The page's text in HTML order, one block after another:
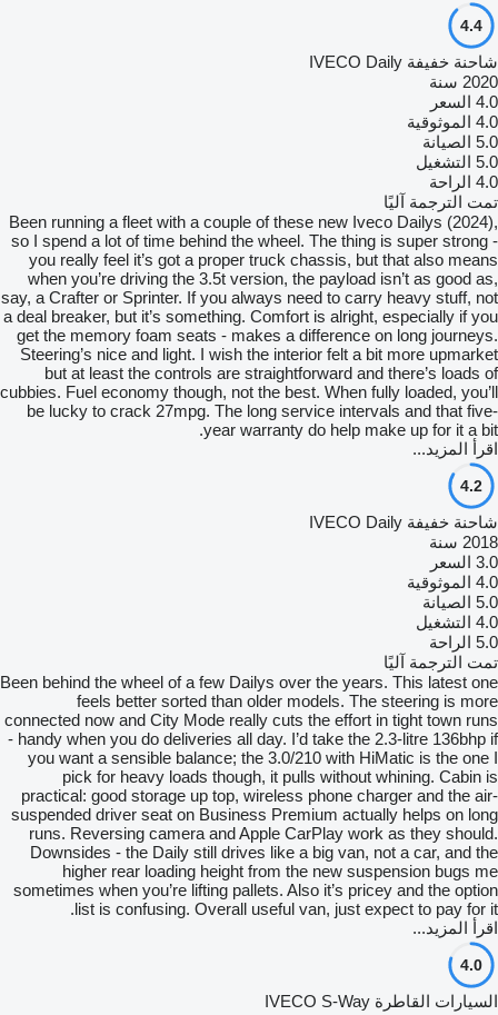
4.4
شاحنة خفيفة IVECO Daily
2020 سنة
4.0 السعر
4.0 الموثوقية
5.0 الصيانة
5.0 التشغيل
4.0 الراحة
تمت الترجمة آليًا
Been running a fleet with a couple of these new Iveco Dailys (2024),
so I spend a lot of time behind the wheel. The thing is super strong -
you really feel it’s got a proper truck chassis, but that also means
when you’re driving the 3.5t version, the payload isn’t as good as,
say, a Crafter or Sprinter. If you always need to carry heavy stuff, not
a deal breaker, but it’s something. Comfort is alright, especially if you
get the memory foam seats - makes a difference on long journeys.
Steering’s nice and light. I wish the interior felt a bit more upmarket
but at least the controls are straightforward and there’s loads of
cubbies. Fuel economy though, not the best. When fully loaded, you’ll
be lucky to crack 27mpg. The long service intervals and that five-
year warranty do help make up for it a bit.
اقرأ المزيد...
4.2
شاحنة خفيفة IVECO Daily
2018 سنة
3.0 السعر
4.0 الموثوقية
5.0 الصيانة
4.0 التشغيل
5.0 الراحة
تمت الترجمة آليًا
Been behind the wheel of a few Dailys over the years. This latest one
feels better sorted than older models. The steering is more
connected now and City Mode really cuts the effort in tight town runs
- handy when you do deliveries all day. I’d take the 2.3-litre 136bhp if
you want a sensible balance; the 3.0/210 with HiMatic is the one I
pick for heavy loads though, it pulls without whining. Cabin is
practical: good storage up top, wireless phone charger and the air-
suspended driver seat on Business Premium actually helps on long
runs. Reversing camera and Apple CarPlay work as they should.
Downsides - the Daily still drives like a big van, not a car, and the
higher rear loading height from the new suspension bugs me
sometimes when you’re lifting pallets. Also it’s pricey and the option
list is confusing. Overall useful van, just expect to pay for it.
اقرأ المزيد...
4.0
السيارات القاطرة IVECO S-Way